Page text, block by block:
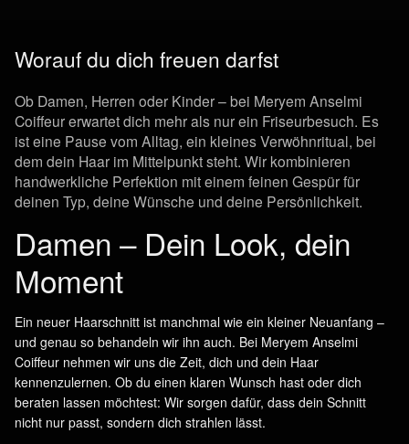
Worauf du dich freuen darfst
Ob Damen, Herren oder Kinder – bei Meryem Anselmi
Coiffeurerwartet dich mehr als nur ein Friseurbesuch. Es
ist eine Pause vom Alltag, ein kleines Verwöhnritual, bei
dem dein Haar im Mittelpunkt steht. Wir kombinieren
handwerkliche Perfektion mit einem feinen Gespür für
deinen Typ, deine Wünsche und deine Persönlichkeit.
Damen – Dein Look, dein
Moment
Ein neuer Haarschnitt ist manchmal wie ein kleiner Neuanfang –
und genau so behandeln wir ihn auch. Bei Meryem Anselmi
Coiffeurnehmen wir uns die Zeit, dich und dein Haar
kennenzulernen. Ob du einen klaren Wunsch hast oder dich
beraten lassen möchtest: Wir sorgen dafür, dass dein Schnitt
nicht nur passt, sondern dich strahlen lässt.